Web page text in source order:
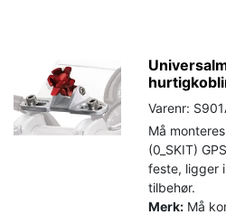
Varenr:
Må
(0_SKIT)
feste, ligger
tilbehør.
Merk: Må